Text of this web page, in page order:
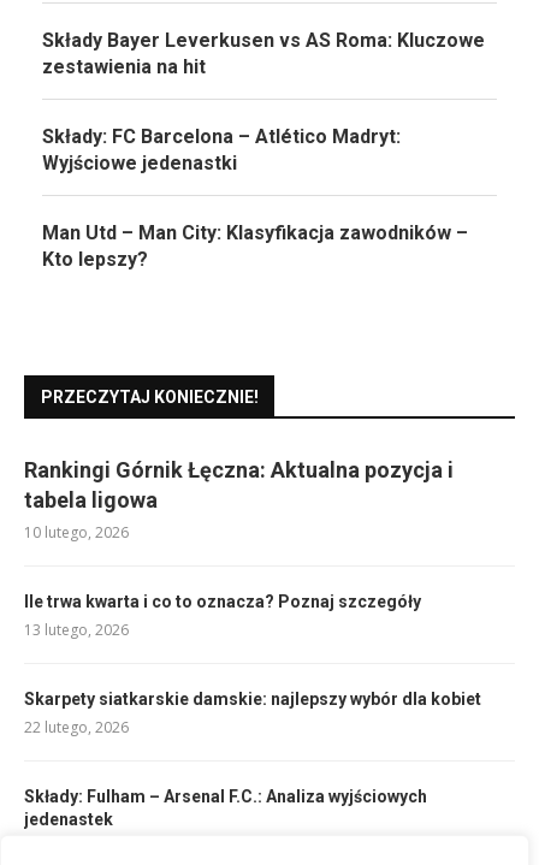
Składy Bayer Leverkusen vs AS Roma: Kluczowe
zestawienia na hit
Składy: FC Barcelona – Atlético Madryt:
Wyjściowe jedenastki
Man Utd – Man City: Klasyfikacja zawodników –
Kto lepszy?
PRZECZYTAJ KONIECZNIE!
Rankingi Górnik Łęczna: Aktualna pozycja i
tabela ligowa
10 lutego, 2026
Ile trwa kwarta i co to oznacza? Poznaj szczegóły
13 lutego, 2026
Skarpety siatkarskie damskie: najlepszy wybór dla kobiet
22 lutego, 2026
Składy: Fulham – Arsenal F.C.: Analiza wyjściowych
jedenastek